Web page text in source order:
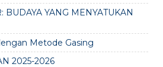
BUDAYA YANG MENYATUKAN
Metode Gasing
2025-2026